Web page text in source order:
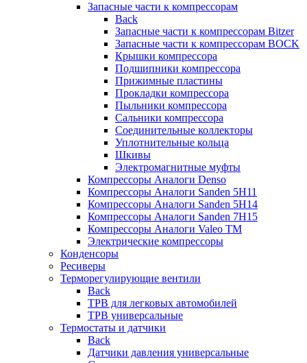
Запасные части к компрессорам
Back
Запасные части к компрессорам Bitzer
Запасные части к компрессорам BOCK
Крышки компрессора
Подшипники компрессора
Прижимные пластины
Прокладки компрессора
Пыльники компрессора
Сальники компрессора
Соединительные коллекторы
Уплотнительные кольца
Шкивы
Электромагнитные муфты
Компрессоры Аналоги Denso
Компрессоры Аналоги Sanden 5H11
Компрессоры Аналоги Sanden 5H14
Компрессоры Аналоги Sanden 7H15
Компрессоры Аналоги Valeo ТМ
Электрические компрессоры
Конденсоры
Ресиверы
Терморегулирующие вентили
Back
ТРВ для легковых автомобилей
ТРВ универсальные
Термостаты и датчики
Back
Датчики давления универсальные